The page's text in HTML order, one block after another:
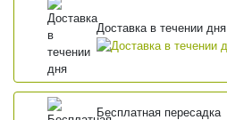
Доставка в течении дня
Бесплатная пересадка